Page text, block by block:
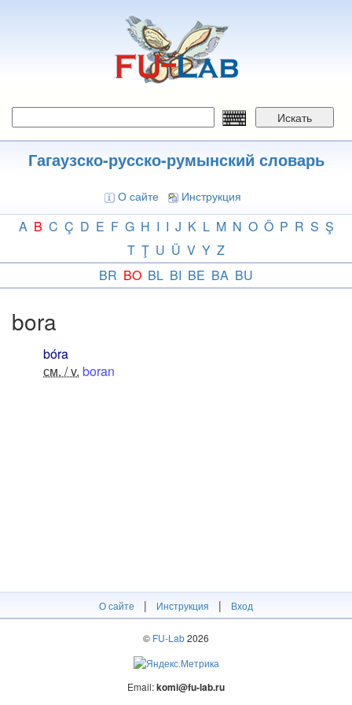
Искать
Гагаузско-русско-румынский словарь
О сайте Инструкция
A B C Ç D E F G H I I J K L M N O Ö P R S Ş
T Ţ U Ü V Y Z
BR BO BL BI BE BA BU
bora
bóra
см. / v. boran
О сайте | Инструкция | Вход
© FU-Lab2026
Email:komi@fu-lab.ru